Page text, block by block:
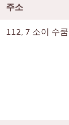
주소
112, 7 소이 수